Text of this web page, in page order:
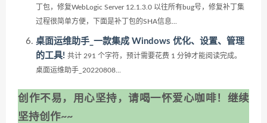
丁包，修复WebLogic Server 12.1.3.0 以往所有bug号，修复补丁集
过程很简单方便，下面是补丁包的SHA信息...
桌面运维助手_一款集成 Windows 优化、设置、管理
的工具! 共计 291 个字符，预计需要花费 1 分钟才能阅读完成。
桌面运维助手_20220808...
创作不易，用心坚持，请喝一怀爱心咖啡！继续
坚持创作~~